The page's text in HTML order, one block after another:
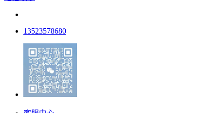
13523578680